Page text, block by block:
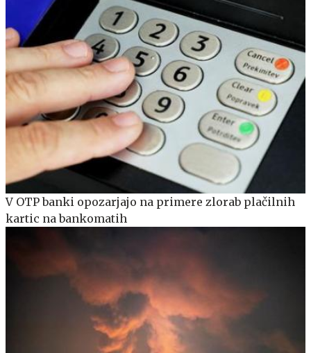
V OTP banki opozarjajo na primere zlorab plačilnih
kartic na bankomatih